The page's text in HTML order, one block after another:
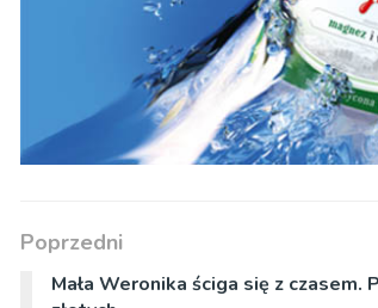
Poprzedni
Mała Weronika ściga się z czasem.